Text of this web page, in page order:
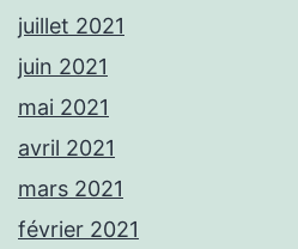
juillet 2021
juin 2021
mai 2021
avril 2021
mars 2021
février 2021